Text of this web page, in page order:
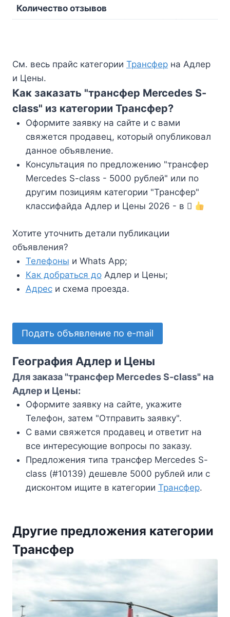
Количество отзывов
См. весь прайс категории Трансфер на Адлер
и Цены.
Как заказать "трансфер Mercedes S-
class" из категории Трансфер?
Оформите заявку на сайте и с вами
свяжется продавец, который опубликовал
данное объявление.
Консультация по предложению "трансфер
Mercedes S-class - 5000 рублей" или по
другим позициям категории "Трансфер"
классифайда Адлер и Цены 2026 - в
Хотите уточнить детали публикации
объявления?
Телефоны и Whats App;
Как добраться доАдлер и Цены;
Адреси схема проезда.
Подать объявление по e-mail
География Адлер и Цены
Для заказа "трансфер Mercedes S-class" на
Адлер и Цены:
Оформите заявку на сайте, укажите
Телефон, затем "Отправить заявку".
С вами свяжется продавец и ответит на
все интересующие вопросы по заказу.
Предложения типа трансфер Mercedes S-
class (#10139) дешевле 5000 рублей или с
дисконтом ищите в категории Трансфер.
Другие предложения категории
Трансфер